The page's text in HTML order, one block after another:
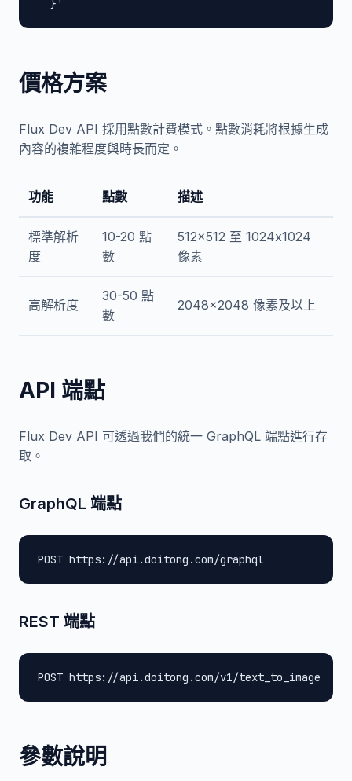
  }'
價格方案
Flux Dev API 採用點數計費模式。點數消耗將根據生成
內容的複雜程度與時長而定。
功能 點數 描述
標準解析
度
10-20 點
數
512x512 至 1024x1024
像素
高解析度
30-50 點
數
2048x2048 像素及以上
API 端點
Flux Dev API 可透過我們的統一 GraphQL 端點進行存
取。
GraphQL 端點
POST https://api.doitong.com/graphql
REST 端點
POST https://api.doitong.com/v1/text_to_image
參數說明